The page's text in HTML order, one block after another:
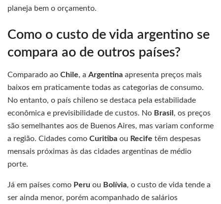
planeja bem o orçamento.
Como o custo de vida argentino se
compara ao de outros países?
Comparado ao Chile, a Argentina apresenta preços mais
baixos em praticamente todas as categorias de consumo.
No entanto, o país chileno se destaca pela estabilidade
econômica e previsibilidade de custos. No Brasil , os preços
são semelhantes aos de Buenos Aires, mas variam conforme
a região. Cidades como Curitiba ou Recife têm despesas
mensais próximas às das cidades argentinas de médio
porte.
Já em países como Peru ou Bolívia, o custo de vida tende a
ser ainda menor, porém acompanhado de salários